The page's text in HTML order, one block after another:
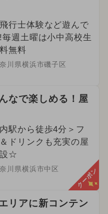
行士体験など遊んで
週土曜は小中高校生
無料
川県横浜市磯子区
なで楽しめる！屋
駅から徒歩4分＞フ
ドリンクも充実の屋
☆
川県横浜市中区 クーポン
リアに新コンテン